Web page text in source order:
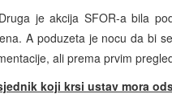
Druga je akcija SFOR-a bila
A poduzeta je nocu da bi
ali prema prvim
koji krsi ustav mora